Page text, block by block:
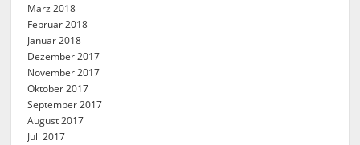
März 2018
Februar 2018
Januar 2018
Dezember 2017
November 2017
Oktober 2017
September 2017
August 2017
Juli 2017